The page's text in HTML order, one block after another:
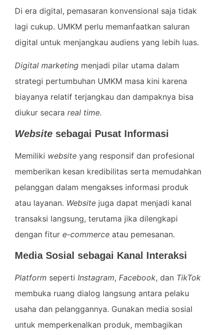
Di era digital, pemasaran konvensional saja tidak
lagi cukup. UMKM perlu memanfaatkan saluran
digital untuk menjangkau audiens yang lebih luas.
Digital marketing menjadi pilar utama dalam
strategi pertumbuhan UMKM masa kini karena
biayanya relatif terjangkau dan dampaknya bisa
diukur secara real time.
Website sebagai Pusat Informasi
Memiliki website yang responsif dan profesional
memberikan kesan kredibilitas serta memudahkan
pelanggan dalam mengakses informasi produk
atau layanan. Website juga dapat menjadi kanal
transaksi langsung, terutama jika dilengkapi
dengan fitur e-commerce atau pemesanan.
Media Sosial sebagai Kanal Interaksi
Platform seperti Instagram, Facebook, dan TikTok
membuka ruang dialog langsung antara pelaku
usaha dan pelanggannya. Gunakan media sosial
untuk memperkenalkan produk, membagikan